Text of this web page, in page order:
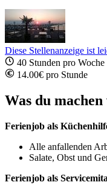
Diese Stellenanzeige ist
40 Stunden pro Woche
14.00€ pro Stunde
Was du
Ferienjob als
Alle anfallenden
Salate, Obst und
Ferienjob als